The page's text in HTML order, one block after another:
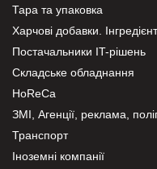
Тара та упаковка
Харчові добавки.
Постачальники IT-рішень
Складське обладнання
HoReCa
ЗМІ, Агенції, реклама,
Транспорт
Іноземні компанії